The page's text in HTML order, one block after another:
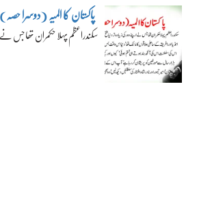
پاکستان کا المیہ (دوسرا حصہ)
سکندراعظم پہلا حکمران تھا جس